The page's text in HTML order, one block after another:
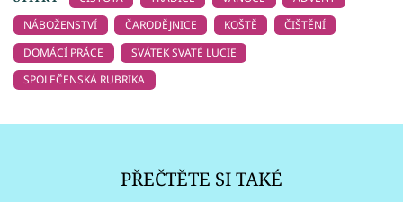
NÁBOŽENSTVÍ
ČARODĚJNICE KOŠTĚ
ČIŠTĚNÍ
DOMÁCÍ PRÁCE
SVÁTEK SVATÉ LUCIE
SPOLEČENSKÁ RUBRIKA
PŘEČTĚTE SI TAKÉ